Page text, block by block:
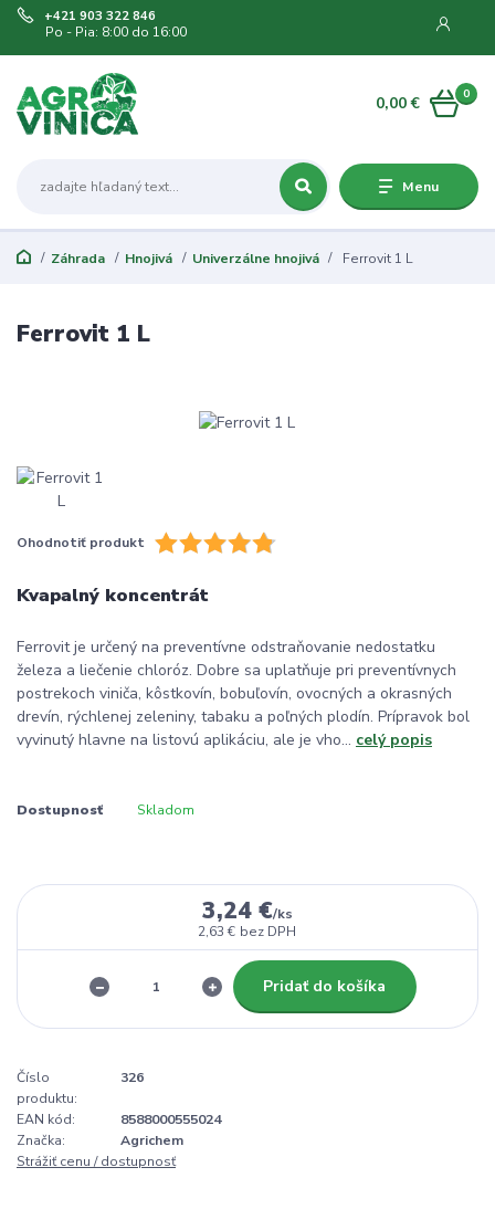
Menu
+421 903 322 846
Po - Pia: 8:00 do 16:00
0
0,00 €
Záhrada Hnojivá Univerzálne hnojivá Ferrovit 1 L
Ferrovit 1 L
Ohodnotiť produkt
Kvapalný koncentrát
Ferrovit je určený na preventívne odstraňovanie nedostatku
železa a liečenie chloróz. Dobre sa uplatňuje pri preventívnych
postrekoch viniča, kôstkovín, bobuľovín, ovocných a okrasných
drevín, rýchlenej zeleniny, tabaku a poľných plodín. Prípravok bol
vyvinutý hlavne na listovú aplikáciu, ale je vho... celý popis
Dostupnosť Skladom
3,24 €/ks
2,63 € bez DPH
Pridať do košíka
Číslo
produktu:
326
EAN kód:
8588000555024
Značka:
Agrichem
Strážiť cenu / dostupnosť